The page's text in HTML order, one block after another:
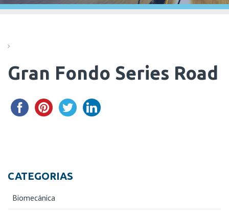
Gran Fondo Series Road
CATEGORIAS
Biomecánica